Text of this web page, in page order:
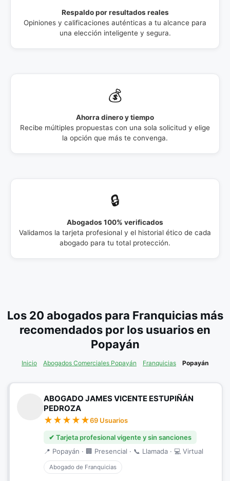
Respaldo por resultados reales
Opiniones y calificaciones auténticas a tu alcance para
una elección inteligente y segura.
💰
Ahorra dinero y tiempo
Recibe múltiples propuestas con una sola solicitud y elige
la opción que más te convenga.
🔒
Abogados 100% verificados
Validamos la tarjeta profesional y el historial ético de cada
abogado para tu total protección.
Los 20 abogados para Franquicias más
recomendados por los usuarios en
Popayán
Inicio Abogados Comerciales Popayán Franquicias Popayán
ABOGADO JAMES VICENTE ESTUPIÑÁN
PEDROZA
69 Usuarios
✔ Tarjeta profesional vigente y sin sanciones
📍 Popayán · 🏢 Presencial · 📞 Llamada · 💻 Virtual
Abogado de Franquicias